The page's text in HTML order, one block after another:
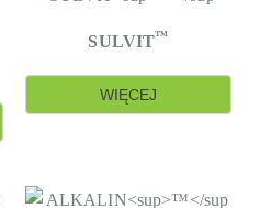
SULVIT™
WIĘCEJ